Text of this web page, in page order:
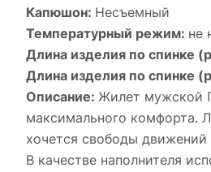
Капюшон: Несъемный
Температурный режим: не
Длина изделия по спинке
Длина изделия по спинке
Описание: Жилет мужской
максимального комфорта.
хочется свободы движений
В качестве наполнителя